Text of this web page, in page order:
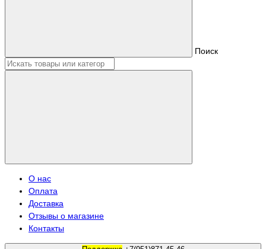
Поиск
О нас
Оплата
Доставка
Отзывы о магазине
Контакты